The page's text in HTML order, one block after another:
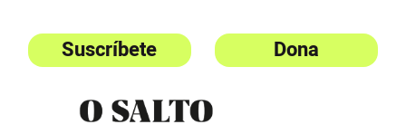
Suscríbete Dona